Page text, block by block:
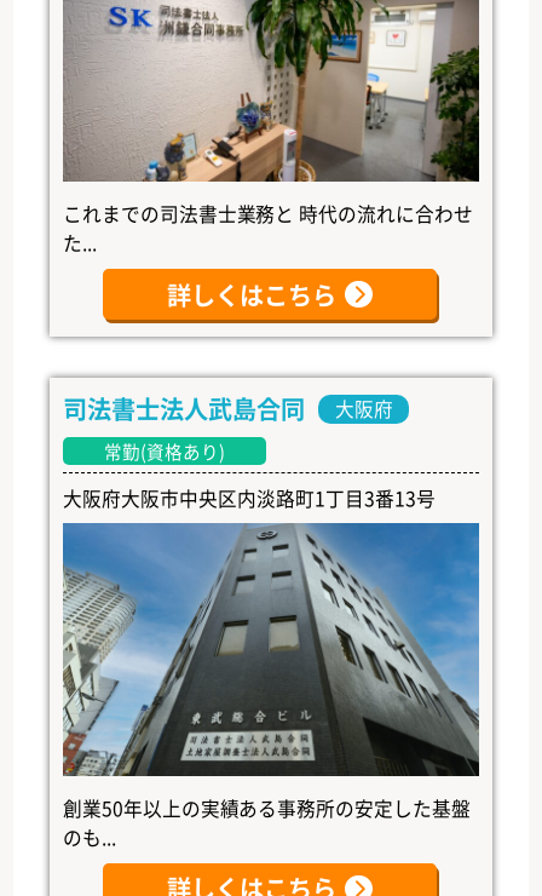
これまでの司法書士業務と 時代の流れに合わせ
た...
詳しくはこちら
司法書士法人武島合同 大阪府
常勤(資格あり)
大阪府大阪市中央区内淡路町1丁目3番13号
創業50年以上の実績ある事務所の安定した基盤
のも...
詳しくはこちら